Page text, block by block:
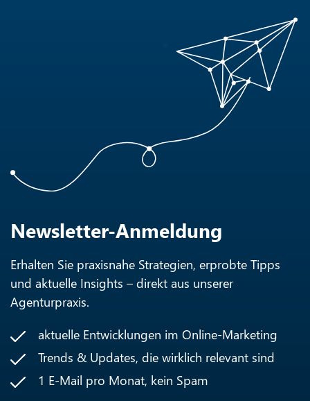
Newsletter-Anmeldung
Erhalten Sie praxisnahe Strategien, erprobte Tipps
und aktuelle Insights – direkt aus unserer
Agenturpraxis.
aktuelle Entwicklungen im Online-Marketing
Trends & Updates, die wirklich relevant sind
1 E-Mail pro Monat, kein Spam